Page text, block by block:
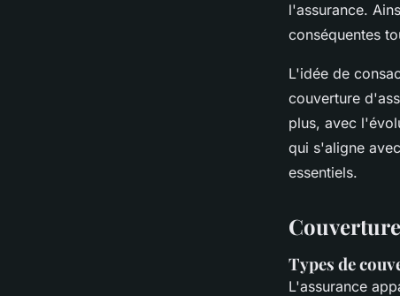
l'assurance.
conséquentes
L'idée de
couverture
plus, avec
qui s'aligne
essentiels.
Types de
L'assurance